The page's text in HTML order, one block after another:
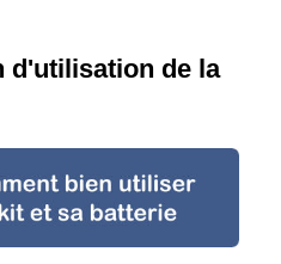
d'utilisation de la